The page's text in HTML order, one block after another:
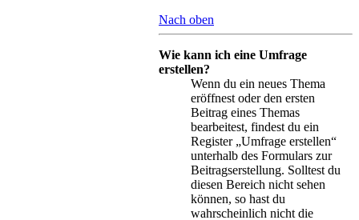
Nach oben
Wie kann ich eine Umfrage
erstellen?
Wenn du ein neues Thema
eröffnest oder den ersten
Beitrag eines Themas
bearbeitest, findest du ein
Register „Umfrage erstellen“
unterhalb des Formulars zur
Beitragserstellung. Solltest du
diesen Bereich nicht sehen
können, so hast du
wahrscheinlich nicht die